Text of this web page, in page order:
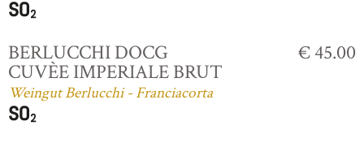
BERLUCCHI DOCG
CUVÈE IMPERIALE BRUT
Weingut Berlucchi - Franciacorta
€ 45.00